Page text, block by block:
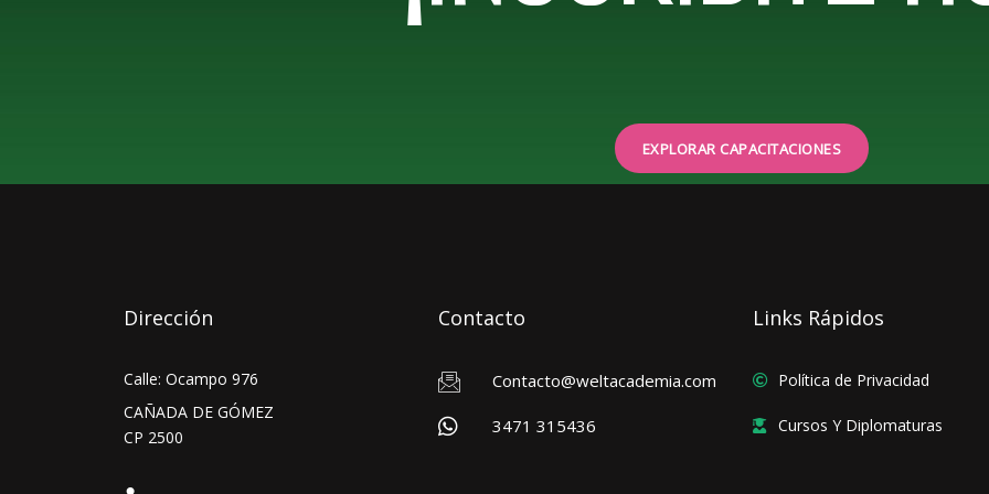
EXPLORAR CAPACITACIONES
Dirección
Calle: Ocampo 976
CAÑADA DE GÓMEZ
CP 2500
Contacto
Contacto@weltacademia.com
3471 315436
Links Rápidos
Política de Privacidad
Cursos Y Diplomaturas